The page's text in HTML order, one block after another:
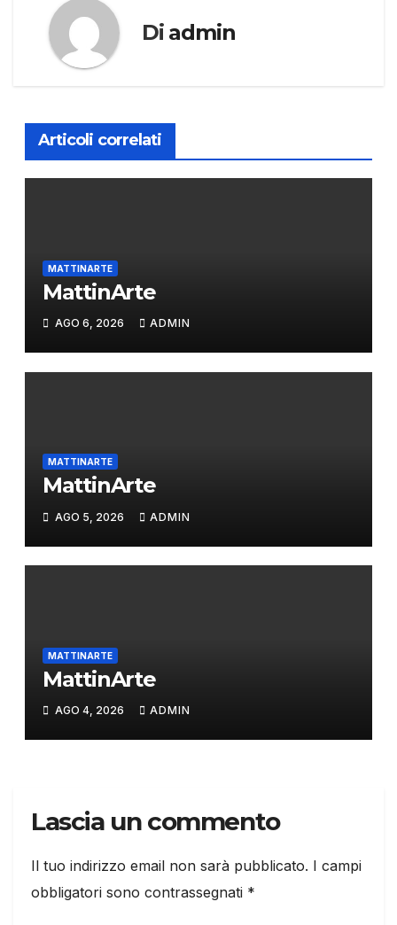
Di admin
Articoli correlati
MATTINARTE
MattinArte
AGO 6, 2026 ADMIN
MATTINARTE
MattinArte
AGO 5, 2026 ADMIN
MATTINARTE
MattinArte
AGO 4, 2026 ADMIN
Lascia un commento
Il tuo indirizzo email non sarà pubblicato. I campi
obbligatori sono contrassegnati *